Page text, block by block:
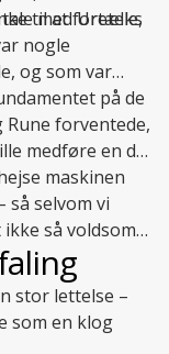
med Ureteks
til at fortælle,
nogle
og som var
på de
forventede,
medføre en del
maskinen
selvom vi
så voldsomt
stor lettelse –
som en klog